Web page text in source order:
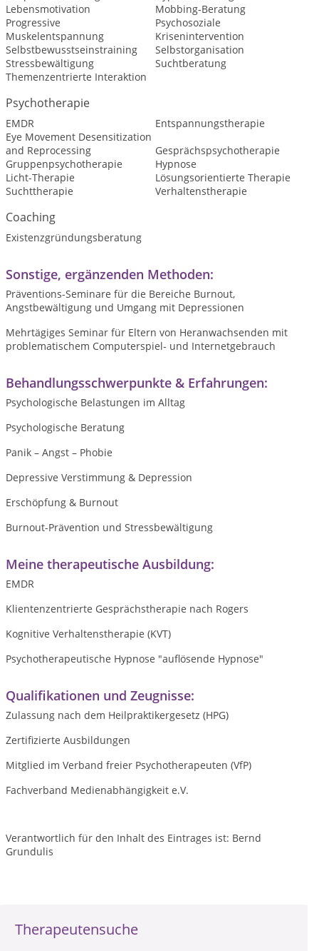
Therapeutensuche
Lebensmotivation
Mobbing-Beratung
Progressive
Muskelentspannung
Psychosoziale
Krisenintervention
Selbstbewusstseinstraining
Selbstorganisation
Stressbewältigung
Suchtberatung
Themenzentrierte Interaktion
Psychotherapie
EMDR
Entspannungstherapie
Eye Movement Desensitization
and Reprocessing
Gesprächspsychotherapie
Gruppenpsychotherapie
Hypnose
Licht-Therapie
Lösungsorientierte Therapie
Suchttherapie
Verhaltenstherapie
Coaching
Existenzgründungsberatung
Sonstige, ergänzenden Methoden:
Präventions-Seminare für die Bereiche Burnout,
Angstbewältigung und Umgang mit Depressionen
Mehrtägiges Seminar für Eltern von Heranwachsenden mit
problematischem Computerspiel- und Internetgebrauch
Behandlungsschwerpunkte & Erfahrungen:
Psychologische Belastungen im Alltag
Psychologische Beratung
Panik – Angst – Phobie
Depressive Verstimmung & Depression
Erschöpfung & Burnout
Burnout-Prävention und Stressbewältigung
Meine therapeutische Ausbildung:
EMDR
Klientenzentrierte Gesprächstherapie nach Rogers
Kognitive Verhaltenstherapie (KVT)
Psychotherapeutische Hypnose "auflösende Hypnose"
Qualifikationen und Zeugnisse:
Zulassung nach dem Heilpraktikergesetz (HPG)
Zertifizierte Ausbildungen
Mitglied im Verband freier Psychotherapeuten (VfP)
Fachverband Medienabhängigkeit e.V.
Verantwortlich für den Inhalt des Eintrages ist: Bernd
Grundulis